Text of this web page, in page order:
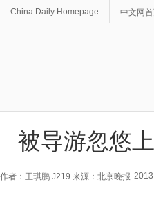
China Daily Homepage 中文网
被导游忽悠
作者：王琪鹏 J219 来源：北京晚报